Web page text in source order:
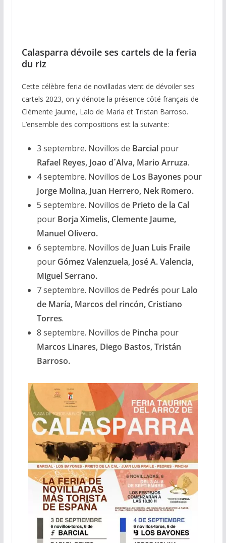
Calasparra dévoile ses cartels de la feria
du riz
Cette célèbre feria de novilladas vient de dévoiler ses
cartels 2023, on y dénote la présence côté français de
Clémente Jaume, Lalo de Maria et Tristan Barroso.
L’ensemble des compositions est la suivante:
3 septembre. Novillos de Barcialpour
Rafael Reyes, Joao d´Alva, Mario Arruza.
4 septembre. Novillos de Los Bayones pour
Jorge Molina, Juan Herrero, Nek Romero.
5 septembre. Novillos de Prieto de la Cal
pour Borja Ximelis, Clemente Jaume,
Manuel Olivero.
6 septembre. Novillos de Juan Luis Fraile
pour Gómez Valenzuela, José A. Valencia,
Miguel Serrano.
7 septembre. Novillos de Pedrés pour Lalo
de María, Marcos del rincón, Cristiano
Torres.
8 septembre. Novillos de Pincha pour
Marcos Linares, Diego Bastos, Tristán
Barroso.